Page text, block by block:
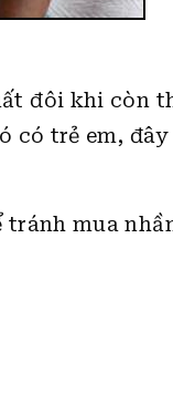
đôi khi còn
có trẻ em, đây
tránh mua